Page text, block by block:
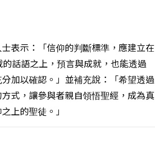
表示：「信仰的判斷標準，應建立在
話語之上，預言與成就，也能透過
加以確認。」並補充說：「希望透過
式，讓參與者親自領悟聖經，成為真
上的聖徒。」